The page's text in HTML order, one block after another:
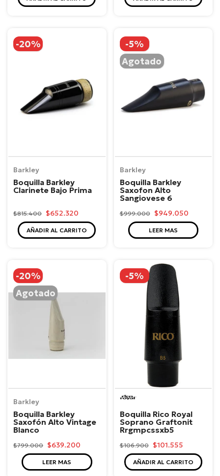
-20%
Barkley
Boquilla Barkley
Clarinete Bajo Prima
$815.400 $652.320
AÑADIR AL CARRITO
-5%
Agotado
Barkley
Boquilla Barkley
Saxofon Alto
Sangiovese 6
$999.000 $949.050
LEER MAS
-20%
Agotado
Barkley
Boquilla Barkley
Saxofón Alto Vintage
Blanco
$799.000 $639.200
LEER MAS
-5%
Boquilla Rico Royal
Soprano Graftonit
Rrgmpcssxb5
$106.900 $101.555
AÑADIR AL CARRITO